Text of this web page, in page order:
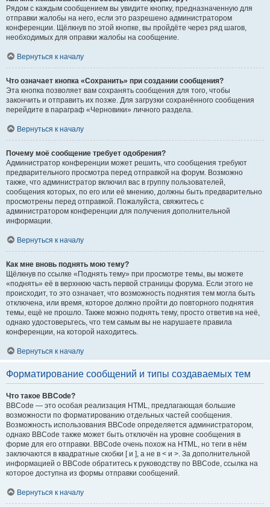
Рядом с каждым сообщением вы увидите кнопку, предназначенную для
отправки жалобы на него, если это разрешено администратором
конференции. Щёлкнув по этой кнопке, вы пройдёте через ряд шагов,
необходимых для оправки жалобы на сообщение.
Вернуться к началу
Что означает кнопка «Сохранить» при создании сообщения?
Эта кнопка позволяет вам сохранять сообщения для того, чтобы
закончить и отправить их позже. Для загрузки сохранённого сообщения
перейдите в параграф «Черновики» личного раздела.
Вернуться к началу
Почему моё сообщение требует одобрения?
Администратор конференции может решить, что сообщения требуют
предварительного просмотра перед отправкой на форум. Возможно
также, что администратор включил вас в группу пользователей,
сообщения которых, по его или её мнению, должны быть предварительно
просмотрены перед отправкой. Пожалуйста, свяжитесь с
администратором конференции для получения дополнительной
информации.
Вернуться к началу
Как мне вновь поднять мою тему?
Щёлкнув по ссылке «Поднять тему» при просмотре темы, вы можете
«поднять» её в верхнюю часть первой страницы форума. Если этого не
происходит, то это означает, что возможность поднятия тем могла быть
отключена, или время, которое должно пройти до повторного поднятия
темы, ещё не прошло. Также можно поднять тему, просто ответив на неё,
однако удостоверьтесь, что тем самым вы не нарушаете правила
конференции, на которой находитесь.
Вернуться к началу
Форматирование сообщений и типы создаваемых тем
Что такое BBCode?
BBCode — это особая реализация HTML, предлагающая большие
возможности по форматированию отдельных частей сообщения.
Возможность использования BBCode определяется администратором,
однако BBCode также может быть отключён на уровне сообщения в
форме для его отправки. BBCode очень похож на HTML, но теги в нём
заключаются в квадратные скобки [ и ], а не в < и >. За дополнительной
информацией о BBCode обратитесь к руководству по BBCode, ссылка на
которое доступна из формы отправки сообщений.
Вернуться к началу